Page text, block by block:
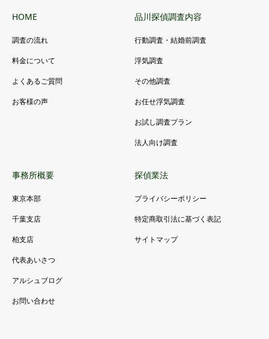
HOME
調査の流れ
料金について
よくあるご質問
お客様の声
品川探偵調査内容
行動調査・結婚前調査
浮気調査
その他調査
お任せ浮気調査
お試し調査プラン
法人向け調査
事務所概要
東京本部
千葉支店
柏支店
代表あいさつ
アルシュブログ
お問い合わせ
探偵業法
プライバシーポリシー
特定商取引法に基づく表記
サイトマップ